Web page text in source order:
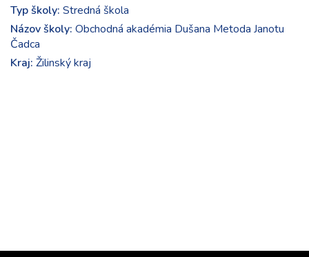
Typ školy: Stredná škola
Názov školy: Obchodná akadémia Dušana Metoda Janotu
Čadca
Kraj: Žilinský kraj